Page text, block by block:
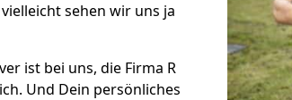
sehen wir uns ja
ist bei uns, die Firma R
Und Dein persönliches